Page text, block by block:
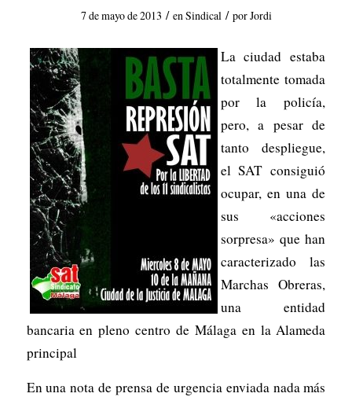
7 de mayo de 2013 / enSindical / porJordi
La ciudad estaba
totalmente tomada
por la policía,
pero, a pesar de
tanto despliegue,
el SAT consiguió
ocupar, en una de
sus «acciones
sorpresa» que han
caracterizado las
Marchas Obreras,
una entidad
bancaria en pleno centro de Málaga en la Alameda
principal
En una nota de prensa de urgencia enviada nada más